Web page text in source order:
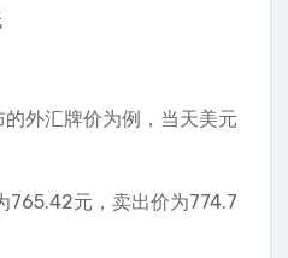
外汇牌价为例，当天美元
765.42元，卖出价为774.7